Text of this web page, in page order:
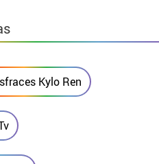
Kylo Ren